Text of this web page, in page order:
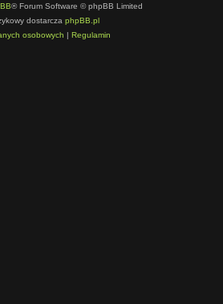
® Forum Software © phpBB Limited
dostarcza phpBB.pl
osobowych | Regulamin